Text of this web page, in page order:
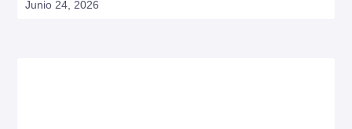
Junio 24, 2026